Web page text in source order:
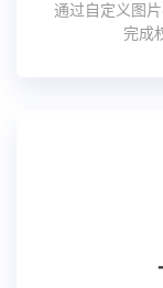
通过自定义图
完成